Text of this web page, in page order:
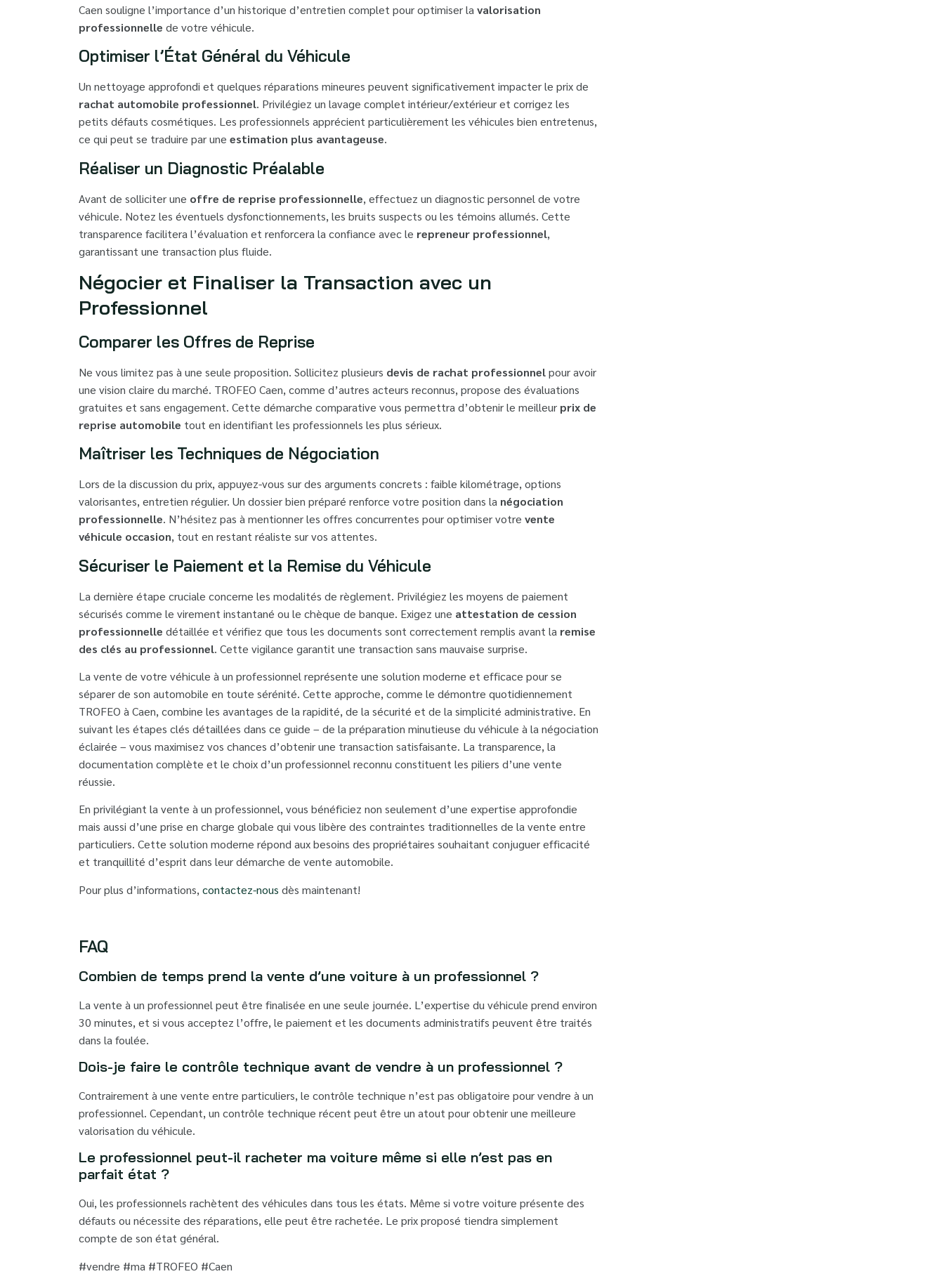
Caen souligne l’importance d’un historique d’entretien complet pour optimiser la valorisation
professionnelle de votre véhicule.
Optimiser l’État Général du Véhicule
Un nettoyage approfondi et quelques réparations mineures peuvent significativement impacter le prix de
rachat automobile professionnel. Privilégiez un lavage complet intérieur/extérieur et corrigez les
petits défauts cosmétiques. Les professionnels apprécient particulièrement les véhicules bien entretenus,
ce qui peut se traduire par une estimation plus avantageuse.
Réaliser un Diagnostic Préalable
Avant de solliciter une offre de reprise professionnelle, effectuez un diagnostic personnel de votre
véhicule. Notez les éventuels dysfonctionnements, les bruits suspects ou les témoins allumés. Cette
transparence facilitera l’évaluation et renforcera la confiance avec le repreneur professionnel,
garantissant une transaction plus fluide.
Négocier et Finaliser la Transaction avec un
Professionnel
Comparer les Offres de Reprise
Ne vous limitez pas à une seule proposition. Sollicitez plusieurs devis de rachat professionnelpour avoir
une vision claire du marché. TROFEO Caen, comme d’autres acteurs reconnus, propose des évaluations
gratuites et sans engagement. Cette démarche comparative vous permettra d’obtenir le meilleur prix de
reprise automobile tout en identifiant les professionnels les plus sérieux.
Maîtriser les Techniques de Négociation
Lors de la discussion du prix, appuyez-vous sur des arguments concrets : faible kilométrage, options
valorisantes, entretien régulier. Un dossier bien préparé renforce votre position dans la négociation
professionnelle. N’hésitez pas à mentionner les offres concurrentes pour optimiser votre vente
véhicule occasion, tout en restant réaliste sur vos attentes.
Sécuriser le Paiement et la Remise du Véhicule
La dernière étape cruciale concerne les modalités de règlement. Privilégiez les moyens de paiement
sécurisés comme le virement instantané ou le chèque de banque. Exigez une attestation de cession
professionnelle détaillée et vérifiez que tous les documents sont correctement remplis avant la remise
des clés au professionnel. Cette vigilance garantit une transaction sans mauvaise surprise.
La vente de votre véhicule à un professionnel représente une solution moderne et efficace pour se
séparer de son automobile en toute sérénité. Cette approche, comme le démontre quotidiennement
TROFEO à Caen, combine les avantages de la rapidité, de la sécurité et de la simplicité administrative. En
suivant les étapes clés détaillées dans ce guide – de la préparation minutieuse du véhicule à la négociation
éclairée – vous maximisez vos chances d’obtenir une transaction satisfaisante. La transparence, la
documentation complète et le choix d’un professionnel reconnu constituent les piliers d’une vente
réussie.
En privilégiant la vente à un professionnel, vous bénéficiez non seulement d’une expertise approfondie
mais aussi d’une prise en charge globale qui vous libère des contraintes traditionnelles de la vente entre
particuliers. Cette solution moderne répond aux besoins des propriétaires souhaitant conjuguer efficacité
et tranquillité d’esprit dans leur démarche de vente automobile.
Pour plus d’informations, contactez-nous dès maintenant!
FAQ
Combien de temps prend la vente d’une voiture à un professionnel ?
La vente à un professionnel peut être finalisée en une seule journée. L’expertise du véhicule prend environ
30 minutes, et si vous acceptez l’offre, le paiement et les documents administratifs peuvent être traités
dans la foulée.
Dois-je faire le contrôle technique avant de vendre à un professionnel ?
Contrairement à une vente entre particuliers, le contrôle technique n’est pas obligatoire pour vendre à un
professionnel. Cependant, un contrôle technique récent peut être un atout pour obtenir une meilleure
valorisation du véhicule.
Le professionnel peut-il racheter ma voiture même si elle n’est pas en
parfait état ?
Oui, les professionnels rachètent des véhicules dans tous les états. Même si votre voiture présente des
défauts ou nécessite des réparations, elle peut être rachetée. Le prix proposé tiendra simplement
compte de son état général.
#vendre #ma #TROFEO #Caen